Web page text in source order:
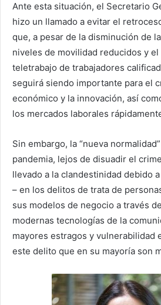
Ante esta situación, el Secretario
hizo un llamado a evitar el
que, a pesar de la disminución de
niveles de movilidad reducidos y
teletrabajo de trabajadores
seguirá siendo importante para el
económico y la innovación, así
los mercados laborales
Sin embargo, la “nueva
pandemia, lejos de disuadir el
llevado a la clandestinidad debido
– en los delitos de trata de
sus modelos de negocio a través
modernas tecnologías de la
mayores estragos y vulnerabilidad
este delito que en su mayoría son